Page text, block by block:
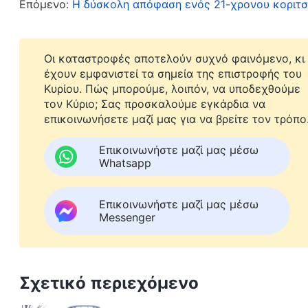
καλλιεργούσα!» Είπα: «Πιστεύουμε στον Κύριο
να ακούσουν;» Οι συνεργάτες είπαν όλοι:
Παντοδύναμος Θεός είναι ο Κύριος Ιησούς
το δάχτυλο: «Αν θέλετε να ακούσετε
ραχοκοκαλιά της εκκλησίας. Σας στήριζα και
ακούσετε αυτό το κήρυγμα; ΗΒίβλοςλέει ότι
να παραπλανήσουν τους ανθρώπους. Δεν το
τότε όλη την εκκλησία σε λάθος μονοπάτι;
αυτοί οι δύο ότι ήρθε ο Κύριος, ήρθε κιόλας;
Τρεις από τους παρόντες συνεργάτες
συνεχίσουν να ακούν. Ήξερα ότι η πάστορας
Κύριος Ιησούς είπε επίσης ότι οι
Επόμενο: Η δύσκολη απόφαση ενός 21-χρονου
Οι καταστροφές αποτελούν συχνό φαινόμενο, κι
έχουν εμφανιστεί τα σημεία της επιστροφής του
Κυρίου. Πώς μπορούμε, λοιπόν, να υποδεχθούμε
τον Κύριο; Σας προσκαλούμε εγκάρδια να
επικοινωνήσετε μαζί μας για να βρείτε τον τρόπο.
Επικοινωνήστε μαζί μας μέσω
Whatsapp
Επικοινωνήστε μαζί μας μέσω
Messenger
Σχετικό περιεχόμενο